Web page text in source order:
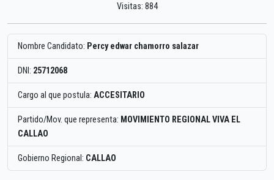
Visitas: 884
Nombre Candidato: Percy edwar chamorro salazar
DNI: 25712068
Cargo al que postula: ACCESITARIO
Partido/Mov. que representa: MOVIMIENTO REGIONAL VIVA EL
CALLAO
Gobierno Regional: CALLAO